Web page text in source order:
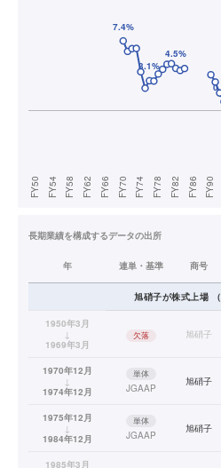
長期業績を構成するデータの出所
年 連単・基準 商号
旭硝子が株式上場 （
1950年3月
↓
1969年3月
欠落 旭硝子
1970年12月
↓
1974年12月
単体
JGAAP
旭硝子
1975年12月
↓
1984年12月
単体
JGAAP
旭硝子
1985年3月